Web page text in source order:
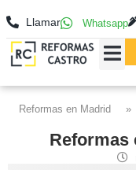
Llamar Whatsapp
Reformas en Madrid »
Reformas